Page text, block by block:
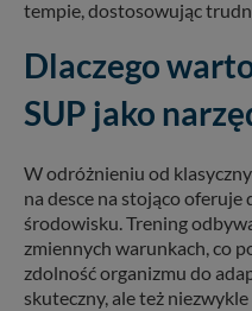
tempie, dostosowując
Dlaczego
SUP jako
W odróżnieniu od
na desce na stojąco
środowisku. Trening
zmiennych warunkach, co
zdolność organizmu do
skuteczny, ale też